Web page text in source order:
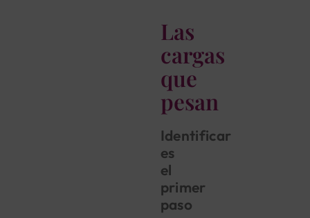
Las
cargas
que
pesan
Identificar
es
el
primer
paso